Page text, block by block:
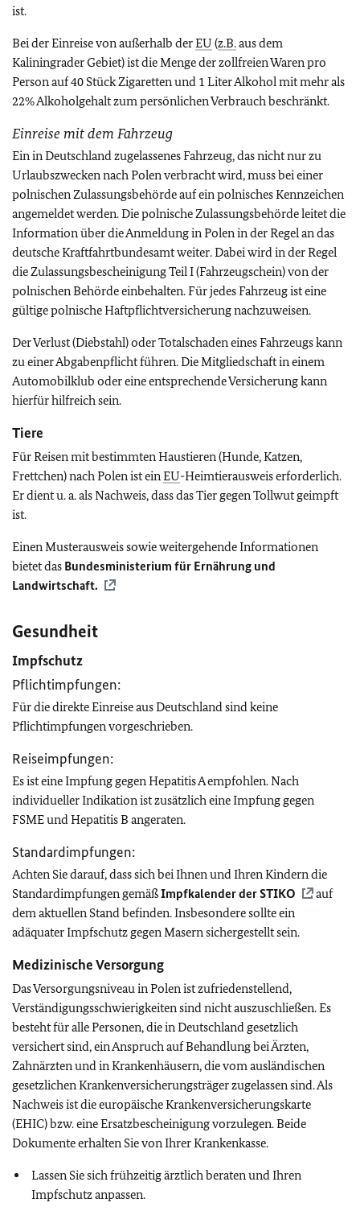
ist.
Bei der Einreise von außerhalb derEU (z.B.aus dem
Kaliningrader Gebiet) ist die Menge der zollfreien Waren pro
Person auf 40 Stück Zigaretten und 1 Liter Alkohol mit mehr als
22% Alkoholgehalt zum persönlichen Verbrauch beschränkt.
Einreise mit dem Fahrzeug
Ein in Deutschland zugelassenes Fahrzeug, das nicht nur zu
Urlaubszwecken nach Polen verbracht wird, muss bei einer
polnischen Zulassungsbehörde auf ein polnisches Kennzeichen
angemeldet werden. Die polnische Zulassungsbehörde leitet die
Information über die Anmeldung in Polen in der Regel an das
deutsche Kraftfahrtbundesamt weiter. Dabei wird in der Regel
die Zulassungsbescheinigung Teil I (Fahrzeugschein) von der
polnischen Behörde einbehalten. Für jedes Fahrzeug ist eine
gültige polnische Haftpflichtversicherung nachzuweisen.
Der Verlust (Diebstahl) oder Totalschaden eines Fahrzeugs kann
zu einer Abgabenpflicht führen. Die Mitgliedschaft in einem
Automobilklub oder eine entsprechende Versicherung kann
hierfür hilfreich sein.
Tiere
Für Reisen mit bestimmten Haustieren (Hunde, Katzen,
Frettchen) nach Polen ist einEU-Heimtierausweis erforderlich.
Er dient u. a. als Nachweis, dass das Tier gegen Tollwut geimpft
ist.
Einen Musterausweis sowie weitergehende Informationen
bietet das Bundesministerium für Ernährung und
Landwirtschaft.
Gesundheit
Impfschutz
Pflichtimpfungen:
Für die direkte Einreise aus Deutschland sind keine
Pflichtimpfungen vorgeschrieben.
Reiseimpfungen:
Es ist eine Impfung gegen Hepatitis A empfohlen. Nach
individueller Indikation ist zusätzlich eine Impfung gegen
FSME und Hepatitis B angeraten.
Standardimpfungen:
Achten Sie darauf, dass sich bei Ihnen und Ihren Kindern die
Standardimpfungen gemäßImpfkalender derSTIKO
auf
dem aktuellen Stand befinden. Insbesondere sollte ein
adäquater Impfschutz gegen Masern sichergestellt sein.
Medizinische Versorgung
Das Versorgungsniveau in Polen ist zufriedenstellend,
Verständigungsschwierigkeiten sind nicht auszuschließen. Es
besteht für alle Personen, die in Deutschland gesetzlich
versichert sind, ein Anspruch auf Behandlung bei Ärzten,
Zahnärzten und in Krankenhäusern, die vom ausländischen
gesetzlichen Krankenversicherungsträger zugelassen sind. Als
Nachweis ist die europäische Krankenversicherungskarte
(EHIC) bzw. eine Ersatzbescheinigung vorzulegen. Beide
Dokumente erhalten Sie von Ihrer Krankenkasse.
Lassen Sie sich frühzeitig ärztlich beraten und Ihren
Impfschutz anpassen.